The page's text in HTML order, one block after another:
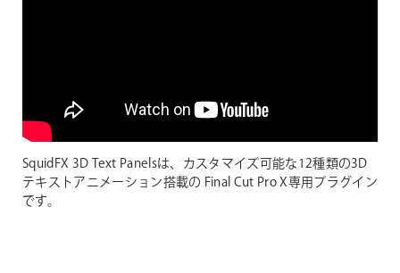
SquidFX 3D Text Panelsは、カスタマイズ可能な12種類の3D
テキストアニメーション搭載の Final Cut Pro X専用プラグイン
です。